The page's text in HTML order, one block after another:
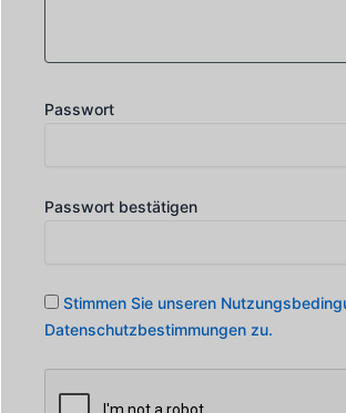
Passwort
Passwort bestätigen
Stimmen Sie unseren
Datenschutzbestimmungen zu.